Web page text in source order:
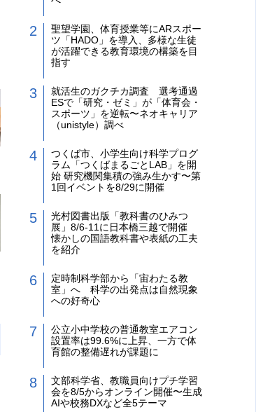
聖望学園、体育授業等にARスポー
ツ「HADO」を導入、多様な生徒
が活躍できる教育環境の構築を目
指す
就活生のガクチカ調査 選考通過
ESで「研究・ゼミ」が「体育会・
スポーツ」を逆転〜ネオキャリア
（unistyle）調べ
つくば市、小学生向け科学プログ
ラム「つくばまるごとLAB」を開
始 研究機関集積の強み生かす〜第
1回イベントを8/29に開催
光村図書出版「教科書のひみつ
展」8/6-11に日本橋三越で開催
懐かしの国語教科書や表紙の工夫
を紹介
定時制科学部から「宙わたる教
室」へ 科学の出発点は自然現象
への好奇心
公立小中学校の普通教室エアコン
設置率は99.6%に上昇、一方で体
育館の整備遅れが課題に
文部科学省、教職員向けプチ学習
会を8/5からオンライン開催〜生成
AIや校務DXなど全5テーマ